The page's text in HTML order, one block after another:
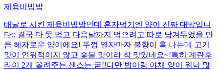
제육비빔밥
배달로 시킨 제육비빔밥인데 혼자먹기엔 양이 진짜 대박입니
다;; 결국 다 못 먹고 다음날까지 먹으려고 따로 남겨두었을 만
큼 혜자로운 양이에요! 뚜껑 열자마자 불향이 훅 나는데 고기
맛이 인위적이지 않고 숯불 맛이라 참 맛있네요~!특히 계란후
라이 2개 올려주는 센스는 굳!! ​다만 밥이랑 야채 양이 워낙 많